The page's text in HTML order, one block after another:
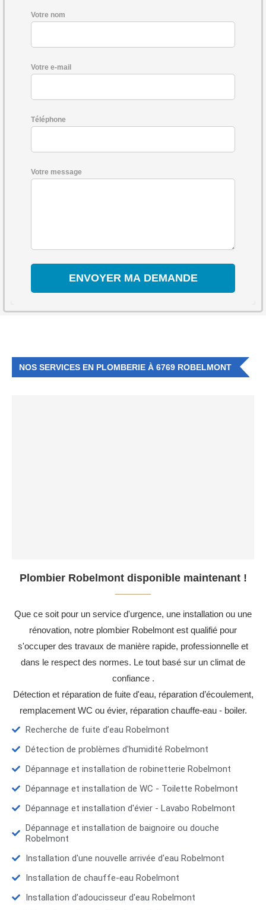
Votre nom
Votre e-mail
Téléphone
Votre message
NOS SERVICES EN PLOMBERIE À 6769 ROBELMONT
Plombier Robelmont disponible maintenant !
Que ce soit pour un service d'urgence, une installation ou une
rénovation, notre plombier Robelmont est qualifié pour
s'occuper des travaux de manière rapide, professionnelle et
dans le respect des normes. Le tout basé sur un climat de
confiance .
Détection et réparation de fuite d'eau, réparation d’écoulement,
remplacement WC ou évier, réparation chauffe-eau - boiler.
Recherche de fuite d’eau Robelmont
Détection de problèmes d'humidité Robelmont
Dépannage et installation de robinetterie Robelmont
Dépannage et installation de WC - Toilette Robelmont
Dépannage et installation d'évier - Lavabo Robelmont
Dépannage et installation de baignoire ou douche
Robelmont
Installation d'une nouvelle arrivée d'eau Robelmont
Installation de chauffe-eau Robelmont
Installation d’adoucisseur d'eau Robelmont